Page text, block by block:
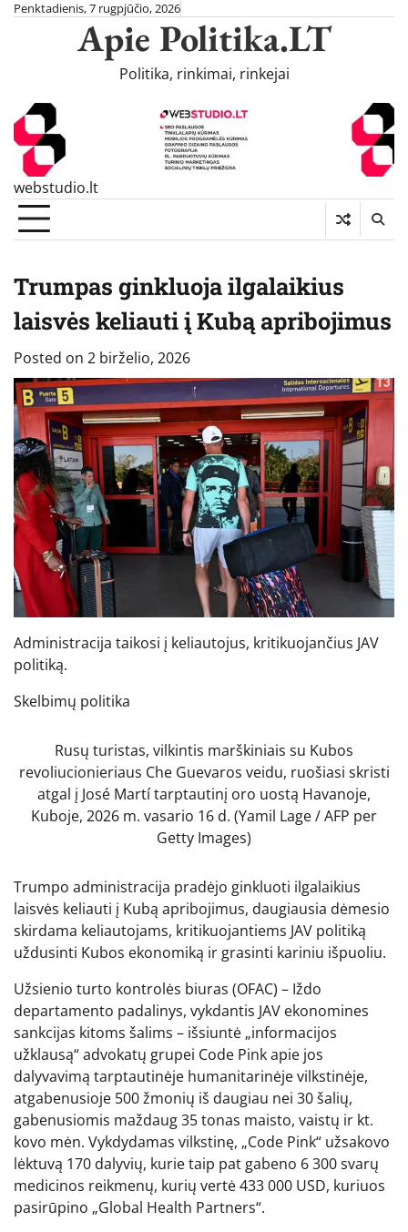
SkipPenktadienis, 7 rugpjūčio, 2026
Apie Politika.LT
Politika, rinkimai, rinkejai
webstudio.lt
Trumpas ginkluoja ilgalaikius
laisvės keliauti į Kubą apribojimus
Posted on 2 birželio, 2026
Administracija taikosi į keliautojus, kritikuojančius JAV
politiką.
Skelbimų politika
Rusų turistas, vilkintis marškiniais su Kubos
revoliucionieriaus Che Guevaros veidu, ruošiasi skristi
atgal į José Martí tarptautinį oro uostą Havanoje,
Kuboje, 2026 m. vasario 16 d. (Yamil Lage / AFP per
Getty Images)
Trumpo administracija pradėjo ginkluoti ilgalaikius
laisvės keliauti į Kubą apribojimus, daugiausia dėmesio
skirdama keliautojams, kritikuojantiems JAV politiką
uždusinti Kubos ekonomiką ir grasinti kariniu išpuoliu.
Užsienio turto kontrolės biuras (OFAC) – Iždo
departamento padalinys, vykdantis JAV ekonomines
sankcijas kitoms šalims – išsiuntė „informacijos
užklausą“ advokatų grupei Code Pink apie jos
dalyvavimą tarptautinėje humanitarinėje vilkstinėje,
atgabenusioje 500 žmonių iš daugiau nei 30 šalių,
gabenusiomis maždaug 35 tonas maisto, vaistų ir kt.
kovo mėn. Vykdydamas vilkstinę, „Code Pink“ užsakovo
lėktuvą 170 dalyvių, kurie taip pat gabeno 6 300 svarų
medicinos reikmenų, kurių vertė 433 000 USD, kuriuos
pasirūpino „Global Health Partners“.